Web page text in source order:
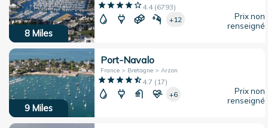
8 Miles
4.4(6793)
+12
Prix non
renseigné
9 Miles
Port-Navalo
France > Bretagne > Arzon
4.7 ( 17)
+6
Prix non
renseigné